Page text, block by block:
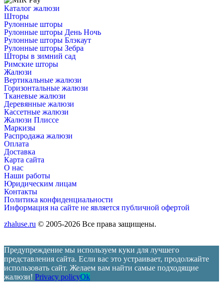
Каталог жалюзи
Шторы
Рулонные шторы
Рулонные шторы День Ночь
Рулонные шторы Блэкаут
Рулонные шторы Зебра
Шторы в зимний сад
Римские шторы
Жалюзи
Вертикальные жалюзи
Горизонтальные жалюзи
Тканевые жалюзи
Деревянные жалюзи
Кассетные жалюзи
Жалюзи Плиссе
Маркизы
Распродажа жалюзи
Оплата
Доставка
Карта сайта
О нас
Наши работы
Юридическим лицам
Контакты
Политика конфиденциальности
Информация на сайте не является публичной офертой
zhaluse.ru © 2005-2026 Все права защищены.
Предупреждение мы используем куки для лучшего
представления сайта. Если вас это устраивает, продолжайте
использовать сайт. Желаем вам найти самые подходящие
жалюзи! Privacy policyOk